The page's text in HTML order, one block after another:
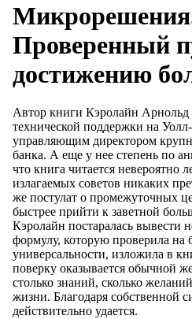
Проверенный
достижению
Автор книги Кэролайн Арнольд
технической поддержки на
управляющим директором
банка. А еще у нее степень по
что книга читается невероятно
излагаемых советов никаких
же постулат о промежуточных
быстрее прийти к заветной
Кэролайн постаралась вывести
формулу, которую проверила на
универсальности, изложила в
поверку оказывается обычной
столько знаний, сколько
жизни. Благодаря собственной
действительно удается.